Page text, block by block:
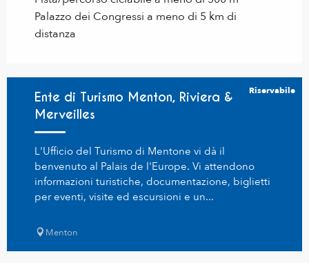
Palazzo dei Congressi a meno di 5 km di
distanza
Ente di Turismo Menton, Riviera &
Merveilles
L'Ufficio del Turismo di Mentone vi dà il
benvenuto al Palais de l'Europe. Vi attendono
informazioni turistiche, documentazione, biglietti
per eventi, visite ed escursioni e un...
Menton
Riservabile